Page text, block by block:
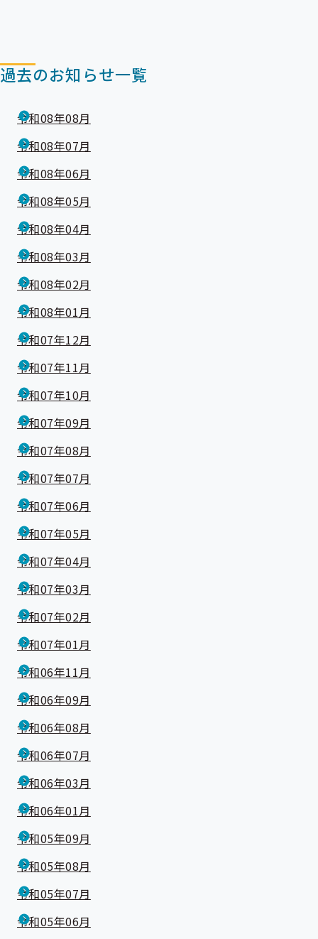
過去のお知らせ一覧
令和08年08月
令和08年07月
令和08年06月
令和08年05月
令和08年04月
令和08年03月
令和08年02月
令和08年01月
令和07年12月
令和07年11月
令和07年10月
令和07年09月
令和07年08月
令和07年07月
令和07年06月
令和07年05月
令和07年04月
令和07年03月
令和07年02月
令和07年01月
令和06年11月
令和06年09月
令和06年08月
令和06年07月
令和06年03月
令和06年01月
令和05年09月
令和05年08月
令和05年07月
令和05年06月